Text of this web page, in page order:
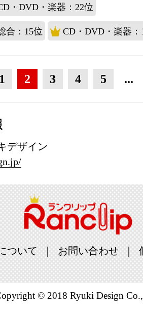
・DVD・楽器：22位
合：15位 CD・DVD・楽器：
1 2 3 4 5 ...
デザイン
ついて お問い合わせ
© 2018 Ryuki Design